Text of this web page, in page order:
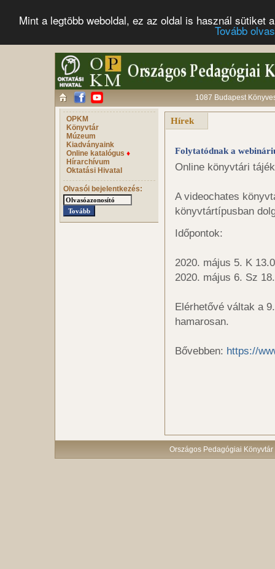
Mint a legtöbb weboldal, ez az oldal is használ sütiket
Tovább
1087 Budapest
OPKM
Könyvtár
Múzeum
Kiadványaink
Online katalógus ♦
Hírarchívum
Oktatási Hivatal
Olvasói bejelentkezés:
Hírek
Folytatódnak a
Online könyvtári
A videochates
könyvtártípusban
Időpontok:
2020. május 5. K
2020. május 6. Sz
Elérhetővé váltak a
hamarosan.
Bővebben: https://
Országos Pedagógiai